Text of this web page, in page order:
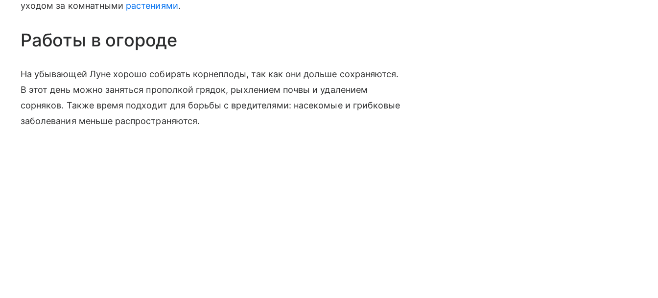
уходом за комнатными растениями.
Работы в огороде
На убывающей Луне хорошо собирать корнеплоды, так как они дольше сохраняются.
В этот день можно заняться прополкой грядок, рыхлением почвы и удалением
сорняков. Также время подходит для борьбы с вредителями: насекомые и грибковые
заболевания меньше распространяются.